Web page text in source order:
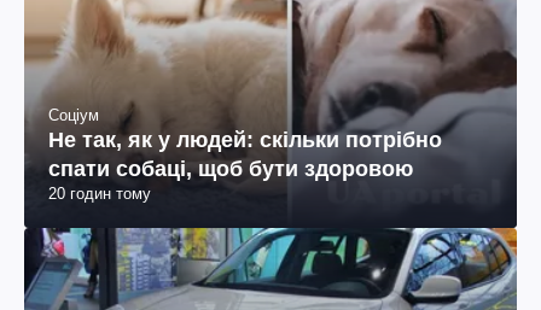
Соціум
Не так, як у людей: скільки потрібно
спати собаці, щоб бути здоровою
20 годин тому